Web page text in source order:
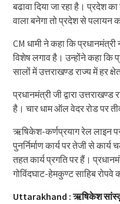
बढावा दिया जा रहा है। प्रदेश
वाला बनेगा तो प्रदेश से पलायन
CM धामी ने कहा कि प्रधानमंत्री
विशेष लगाव है। उन्होंने कहा कि
सालों में उत्तराखण्ड राज्य में हर
प्रधानमंत्री जी द्वारा उत्तराखण्ड
है। चार धाम ऑल वेदर रोड पर
ऋषिकेश-कर्णप्रयाग रेल लाइन
पुनर्निर्माण कार्य पर तेजी से
तहत कार्य प्रगति पर हैं।
गोविंदघाट-हेमकुण्ट साहिब रोपवे
Uttarakhand : ऋषिकेश